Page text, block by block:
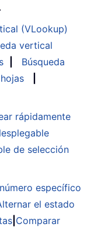
(VLookup)
vertical
Búsqueda
rápidamente
de selección
específico
el estado
Comparar